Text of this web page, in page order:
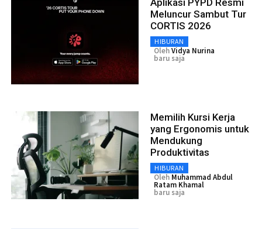
Meluncur Sambut Tur
CORTIS 2026
HIBURAN
OlehVidya Nurina
baru saja
Memilih Kursi Kerja
yang Ergonomis untuk
Mendukung
Produktivitas
HIBURAN
Oleh Muhammad Abdul
Ratam Khamal
baru saja